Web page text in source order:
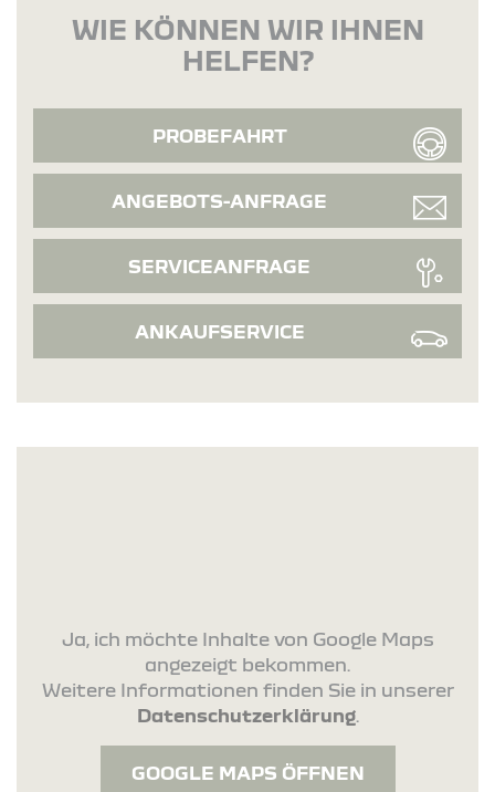
WIE KÖNNEN WIR IHNEN
HELFEN?
PROBEFAHRT
ANGEBOTS-ANFRAGE
SERVICEANFRAGE
ANKAUFSERVICE
Ja, ich möchte Inhalte von Google Maps
angezeigt bekommen.
Weitere Informationen finden Sie in unserer
Datenschutzerklärung.
GOOGLE MAPS ÖFFNEN